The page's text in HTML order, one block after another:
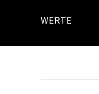
WERTE